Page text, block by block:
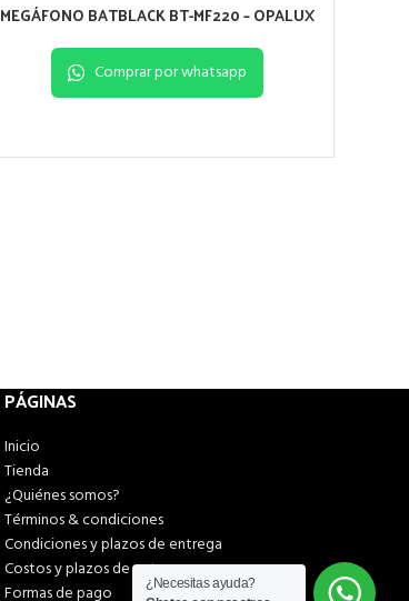
MEGÁFONO BATBLACK BT-MF220 – OPALUX
Comprar por whatsapp
PÁGINAS
Inicio
Tienda
¿Quiénes somos?
Términos & condiciones
Condiciones y plazos de entrega
Costos y plazos de entrega
Formas de pago
¿Necesitas ayuda?